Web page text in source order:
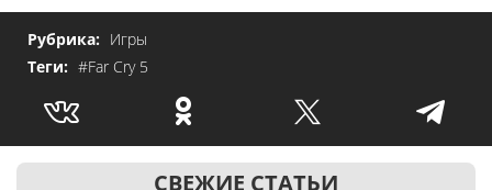
Рубрика: Игры
Теги: #Far Cry 5
СВЕЖИЕ СТАТЬИ